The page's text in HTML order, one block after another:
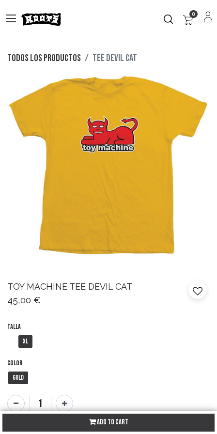
0
Todos los productos TEE DEVIL CAT
TOY MACHINE TEE DEVIL CAT
45,00 €
Talla
XL
Color
Gold
Add to Cart
SKU:N/A